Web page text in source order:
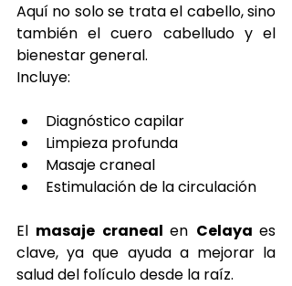
Aquí no solo se trata el cabello, sino
también el cuero cabelludo y el
bienestar general.
Incluye:
Diagnóstico capilar
Limpieza profunda
Masaje craneal
Estimulación de la circulación
El masaje craneal en Celaya es
clave, ya que ayuda a mejorar la
salud del folículo desde la raíz.